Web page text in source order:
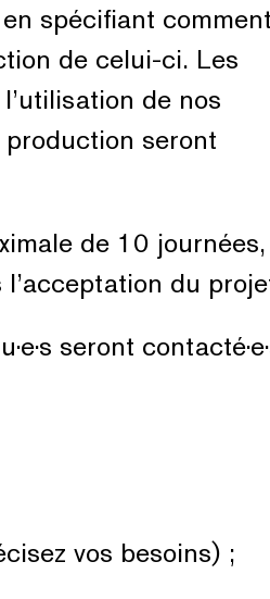
spécifiant
de celui-ci. Les
de nos
seront
de 10 journées,
du
seront
vos besoins) ;